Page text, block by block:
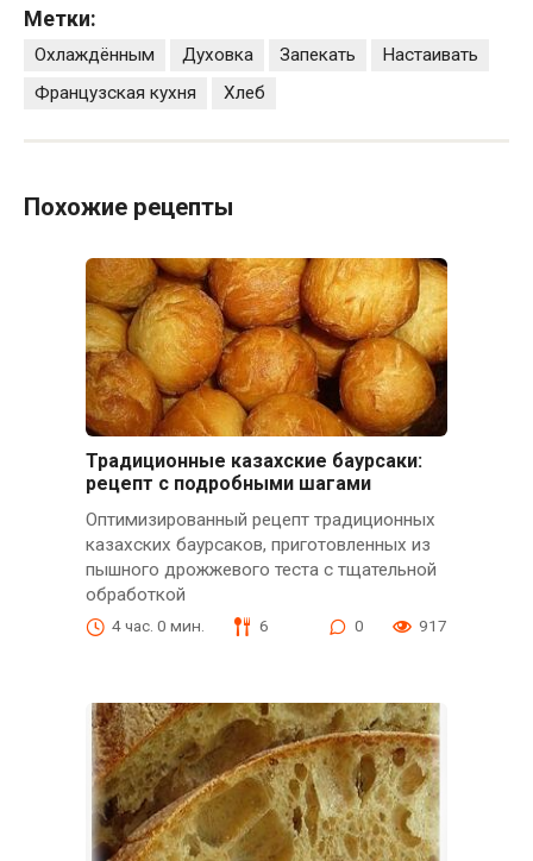
Метки:
Охлаждённым Духовка Запекать
Настаивать
Французская кухня
Хлеб
Похожие рецепты
Традиционные казахские баурсаки:
рецепт с подробными шагами
Оптимизированный рецепт традиционных
казахских баурсаков, приготовленных из
пышного дрожжевого теста с тщательной
обработкой
4 час. 0 мин. 6 0 917